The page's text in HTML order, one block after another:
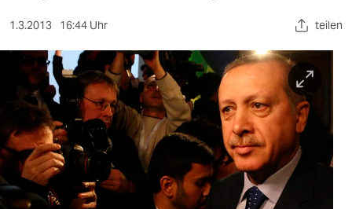
sport
berlin
nord
wahrheit
verlag
1.3.2013 16:44 Uhr teilen